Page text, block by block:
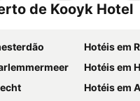
de Kooyk Hotel
Hotéis em
Hotéis em
Hotéis em